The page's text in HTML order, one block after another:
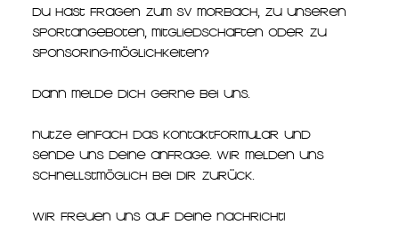
Du hast Fragen zum SV Morbach, zu unseren
Sportangeboten, Mitgliedschaften oder zu
Sponsoring-Möglichkeiten?
Dann melde dich gerne bei uns.
Nutze einfach das Kontaktformular und
sende uns deine Anfrage. Wir melden uns
schnellstmöglich bei dir zurück.
Wir freuen uns auf deine Nachricht!